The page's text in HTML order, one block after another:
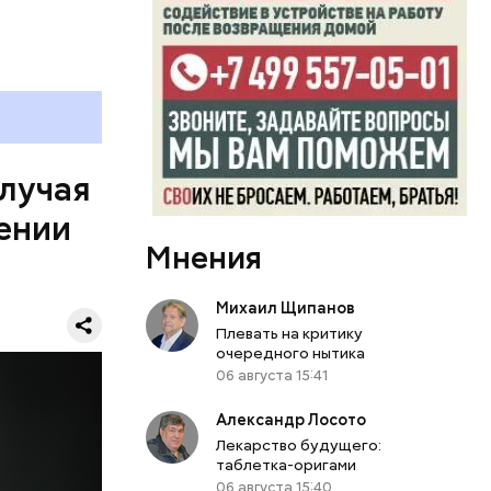
Паркер
в
этого
в
однако
в
в
или
и
Мнения
Михаил Щипанов
Плевать на критику
очередного нытика
06 августа 15:41
Александр Лосото
Лекарство будущего:
таблетка-оригами
06 августа 15:40